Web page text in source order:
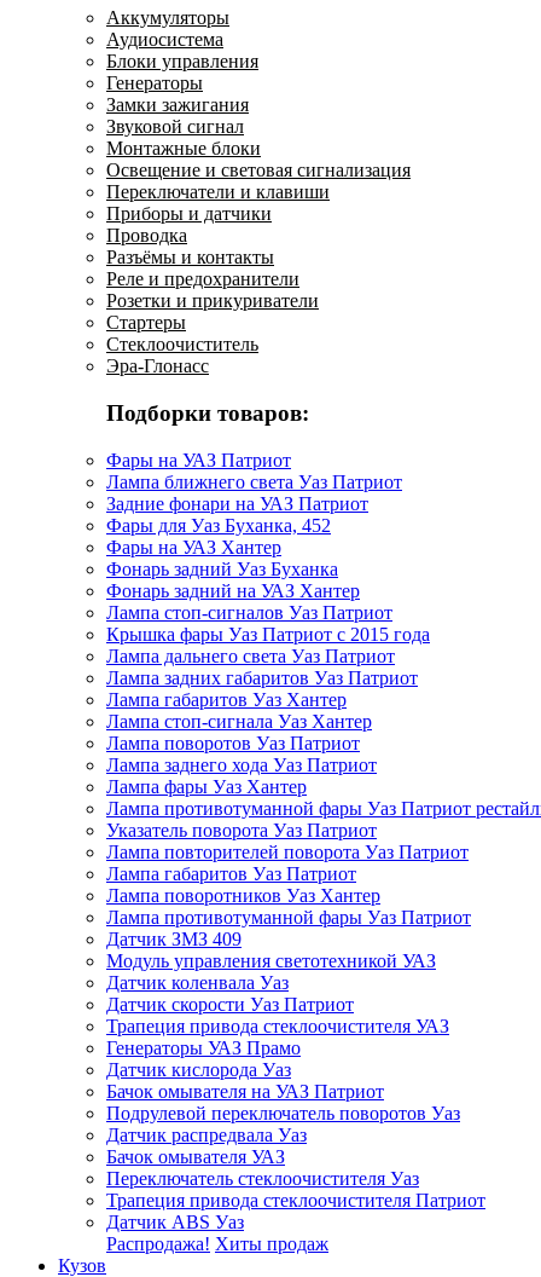
Аккумуляторы
Аудиосистема
Блоки управления
Генераторы
Замки зажигания
Звуковой сигнал
Монтажные блоки
Освещение и световая сигнализация
Переключатели и клавиши
Приборы и датчики
Проводка
Разъёмы и контакты
Реле и предохранители
Розетки и прикуриватели
Стартеры
Стеклоочиститель
Эра-Глонасс
Подборки товаров:
Фары на УАЗ Патриот
Лампа ближнего света Уаз Патриот
Задние фонари на УАЗ Патриот
Фары для Уаз Буханка, 452
Фары на УАЗ Хантер
Фонарь задний Уаз Буханка
Фонарь задний на УАЗ Хантер
Лампа стоп-сигналов Уаз Патриот
Крышка фары Уаз Патриот с 2015 года
Лампа дальнего света Уаз Патриот
Лампа задних габаритов Уаз Патриот
Лампа габаритов Уаз Хантер
Лампа стоп-сигнала Уаз Хантер
Лампа поворотов Уаз Патриот
Лампа заднего хода Уаз Патриот
Лампа фары Уаз Хантер
Лампа противотуманной фары Уаз Патриот
Указатель поворота Уаз Патриот
Лампа повторителей поворота Уаз Патриот
Лампа габаритов Уаз Патриот
Лампа поворотников Уаз Хантер
Лампа противотуманной фары Уаз Патриот
Датчик ЗМЗ 409
Модуль управления светотехникой УАЗ
Датчик коленвала Уаз
Датчик скорости Уаз Патриот
Трапеция привода стеклоочистителя УАЗ
Генераторы УАЗ Прамо
Датчик кислорода Уаз
Бачок омывателя на УАЗ Патриот
Подрулевой переключатель поворотов Уаз
Датчик распредвала Уаз
Бачок омывателя УАЗ
Переключатель стеклоочистителя Уаз
Трапеция привода стеклоочистителя Патриот
Датчик ABS Уаз
Распродажа! Хиты продаж
Кузов